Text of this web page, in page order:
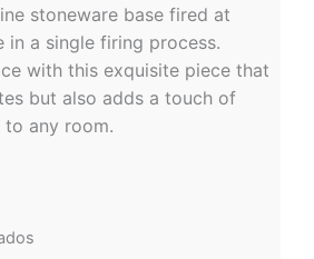
stoneware base fired at
in a single firing process.
with this exquisite piece that
but also adds a touch of
any room.